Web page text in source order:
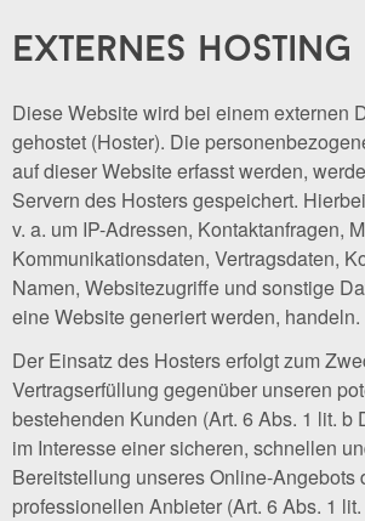
externes hosting
Diese Website wird bei einem externen
gehostet (Hoster). Die
auf dieser Website erfasst werden,
Servern des Hosters gespeichert.
v. a. um IP-Adressen, Kontaktanfragen,
Kommunikationsdaten, Vertragsdaten,
Namen, Websitezugriffe und sonstige
eine Website generiert werden, handeln.
Der Einsatz des Hosters erfolgt zum
Vertragserfüllung gegenüber unseren
bestehenden Kunden (Art. 6 Abs. 1 lit. b
im Interesse einer sicheren, schnellen
Bereitstellung unseres Online-Angebots
professionellen Anbieter (Art. 6 Abs. 1 lit.